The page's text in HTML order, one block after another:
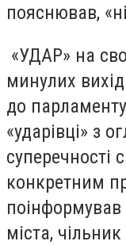
пояснював,
«УДАР» на
минулих
до
«ударівці» з
суперечності
конкретним
поінформував
міста,